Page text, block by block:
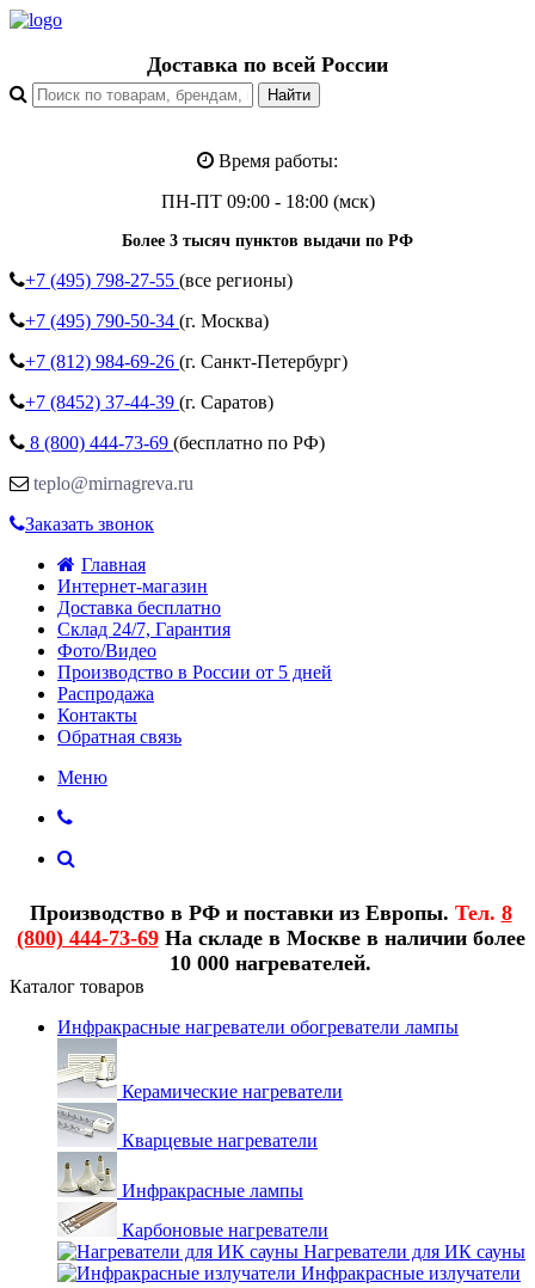
Доставка по всей России
Время работы:
ПН-ПТ 09:00 - 18:00 (мск)
Более 3 тысяч пунктов выдачи по РФ
+7 (495) 798-27-55 (все регионы)
+7 (495) 790-50-34 (г. Москва)
+7 (812) 984-69-26 (г. Санкт-Петербург)
+7 (8452) 37-44-39 (г. Саратов)
8 (800) 444-73-69 (бесплатно по РФ)
teplo@mirnagreva.ru
Заказать звонок
Главная
Интернет-магазин
Доставка бесплатно
Склад 24/7, Гарантия
Фото/Видео
Производство в России от 5 дней
Распродажа
Контакты
Обратная связь
Меню
Производство в РФ и поставки из Европы. Тел. 8
(800) 444-73-69На складе в Москве в наличии более
10 000 нагревателей.
Каталог товаров
Инфракрасные нагреватели обогреватели лампы
Керамические нагреватели
Кварцевые нагреватели
Инфракрасные лампы
Карбоновые нагреватели
Нагреватели для ИК сауны
Инфракрасные излучатели